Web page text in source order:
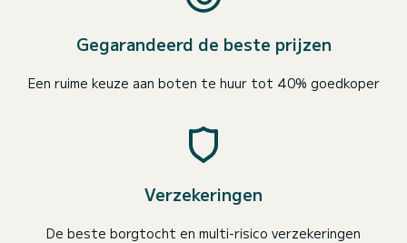
Gegarandeerd de beste prijzen
Een ruime keuze aan boten te huur tot 40% goedkoper
Verzekeringen
De beste borgtocht en multi-risico verzekeringen